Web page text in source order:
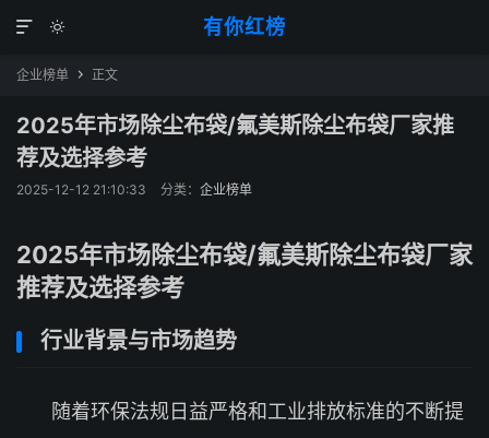
有你红榜


企业榜单  正文
2025年市场除尘布袋/氟美斯除尘布袋厂家推
荐及选择参考
2025-12-12 21:10:33 分类： 企业榜单
2025年市场除尘布袋/氟美斯除尘布袋厂家
推荐及选择参考
行业背景与市场趋势
随着环保法规日益严格和工业排放标准的不断提